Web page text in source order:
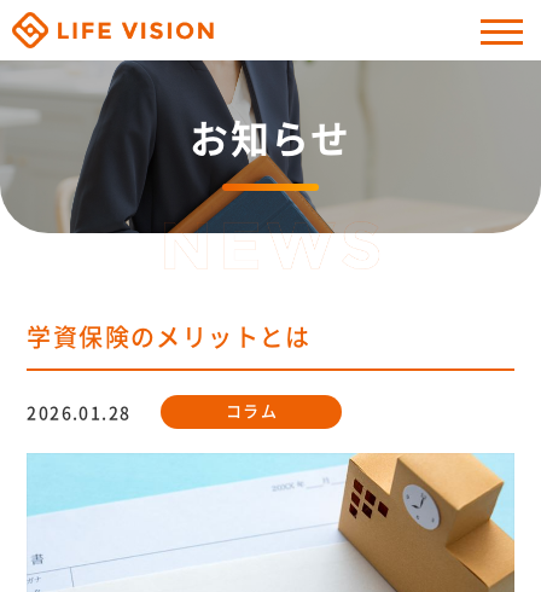
お知らせ
学資保険のメリットとは
2026.01.28 コラム